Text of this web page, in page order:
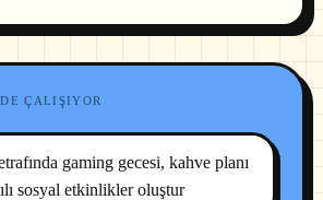
ÇALIŞIYOR
gaming gecesi, kahve planı
sosyal etkinlikler oluştur